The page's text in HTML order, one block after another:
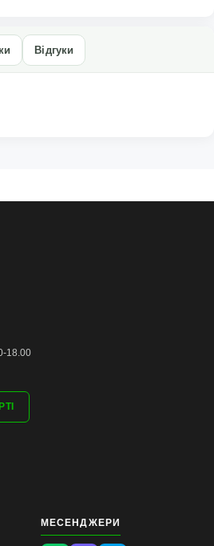
Відгуки
18.00
МЕСЕНДЖЕРИ